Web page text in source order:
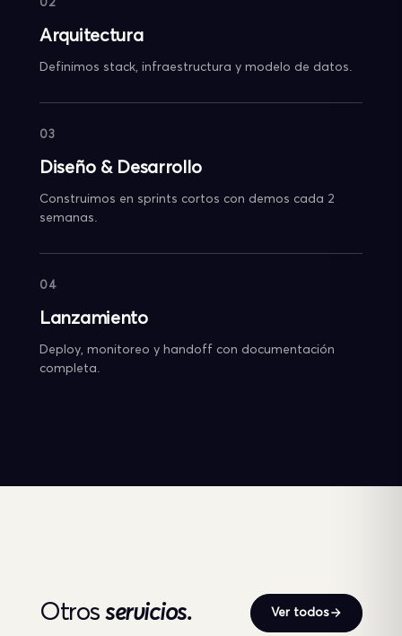
02
Arquitectura
Definimos stack, infraestructura y modelo de datos.
03
Diseño & Desarrollo
Construimos en sprints cortos con demos cada 2
semanas.
04
Lanzamiento
Deploy, monitoreo y handoff con documentación
completa.
Otros servicios. Ver todos